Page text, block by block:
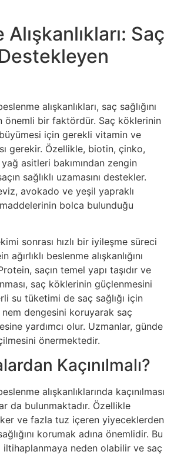
Saç
Destekleyen
alışkanlıkları, saç sağlığını
önemli bir faktördür. Saç köklerinin
için gerekli vitamin ve
gerekir. Özellikle, biotin, çinko,
asitleri bakımından zengin
sağlıklı uzamasını destekler.
avokado ve yeşil yapraklı
bolca bulunduğu
sonrası hızlı bir iyileşme süreci
beslenme alışkanlığını
saçın temel yapı taşıdır ve
saç köklerinin güçlenmesini
su tüketimi de saç sağlığı için
dengesini koruyarak saç
yardımcı olur. Uzmanlar, günde
önermektedir.
Kaçınılmalı?
alışkanlıklarında kaçınılması
da bulunmaktadır. Özellikle
ve fazla tuz içeren yiyeceklerden
korumak adına önemlidir. Bu
iltihaplanmaya neden olabilir ve saç